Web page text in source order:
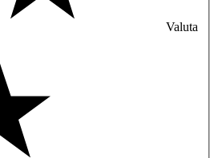
Valuta